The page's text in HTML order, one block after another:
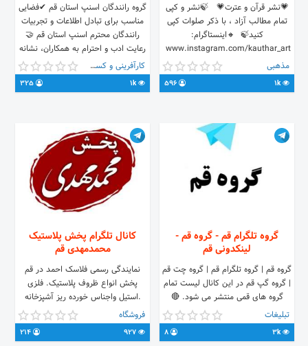
💗نشر قرآن و عترت💗 ‌ ‌ 🍃نشر و کپی
تمام مطالب آزاد ، با ذکر صلوات کپی
کنید🍃 ‌ 🔸اینستاگرام:
🔹ارتباط با ما: 🆔 @kauthar_admin ‌
مذهبی
1k
گروه رانندگان اسنپ استان قم ✔فضایی
مناسب برای تبادل اطلاعات و تجربیات
رانندگان محترم اسنپ استان قم 🤝
رعایت ادب و احترام به همکاران، نشانه
شخصیت شماست 🚕همکاران اسنپی
خود را دعوت کنید🚗
joinchat/FZpch0kCF20819Eb83WQjg
کارآفرینی و کسب و کار
1k
گروه تلگرام قم - گروه قم -
لینکدونی قم
گروه قم | گروه تلگرام قم | گروه چت قم
| گروه گپ قم در این کانال لیست تمام
گروه های قمی منتشر می شود. 🔴
جهت سفارش تبلیغ به آیدی زیر پیام
بدین 🔴 @poshtiban_linkdonitel 🔰
شرایط تبلیغ 🔰 @tbligh_link
تبلیغات
3k
کانال تلگرام پخش پلاستیک
محمدمهدی قم
نمایندگی رسمی فلاسک احمد در قم
پخش انواع ظروف پلاستیک. فلزی
.استیل واجناس خورده ریز آشپزخانه
تلفن:025-36551698
همراه:09123017966 ایدی مدیر کانال :
@mohammad11004 آدرس: قم.
فروشگاه